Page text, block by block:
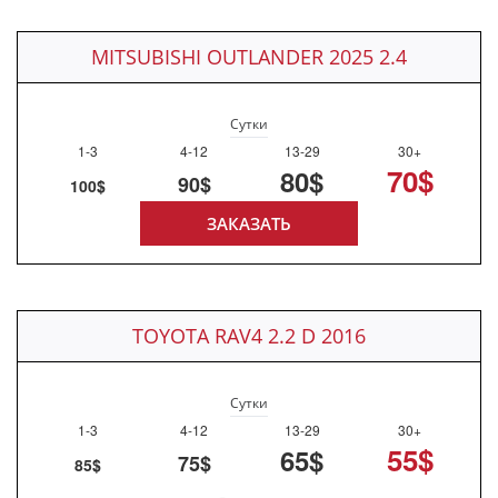
MITSUBISHI OUTLANDER 2025 2.4
Сутки
1-3
4-12 13-29 30+
100$ 90$ 80$ 70$
ЗАКАЗАТЬ
TOYOTA RAV4 2.2 D 2016
Сутки
1-3
4-12 13-29 30+
85$ 75$ 65$ 55$